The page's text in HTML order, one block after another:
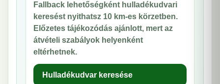
Fallback lehetőségként hulladékudvari
keresést nyithatsz 10 km-es körzetben.
Előzetes tájékozódás ajánlott, mert az
átvételi szabályok helyenként
eltérhetnek.
Hulladékudvar keresése